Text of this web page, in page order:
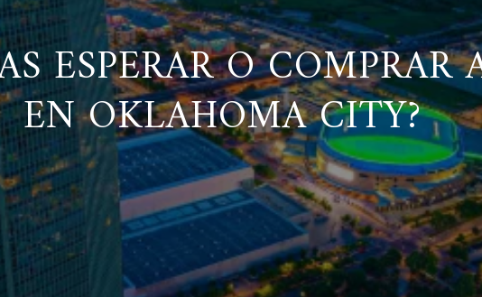
ESPERAR O COMPRAR
EN OKLAHOMA CITY?